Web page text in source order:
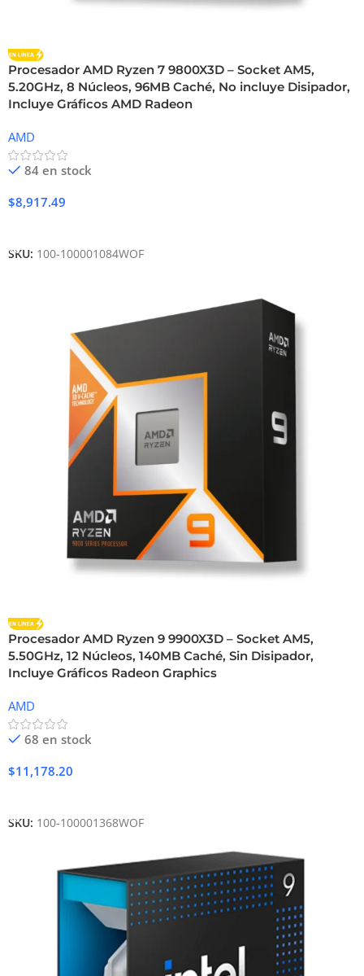
Procesador AMD Ryzen 7 9800X3D – Socket AM5,
5.20GHz, 8 Núcleos, 96MB Caché, No incluye Disipador,
Incluye Gráficos AMD Radeon
AMD
84 en stock
$8,917.49
SKU: 100-100001084WOF
Procesador AMD Ryzen 9 9900X3D – Socket AM5,
5.50GHz, 12 Núcleos, 140MB Caché, Sin Disipador,
Incluye Gráficos Radeon Graphics
AMD
68 en stock
$11,178.20
SKU: 100-100001368WOF